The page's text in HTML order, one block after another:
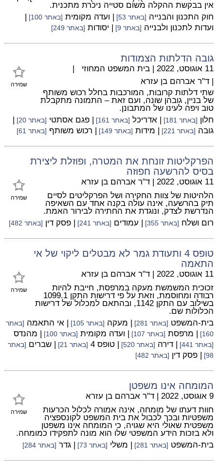
אין בבקשת ההקלה משום סטייה ניכרת מתכנית.
חוק התכנון והבנייה [באתר 53] | ועדה מקומית [באתר 100]
|
ועדות לתכנון ולבנייה [באתר 9] | יסודות [באתר 249]
גובה הדלתות הצמודות
שמירה
11 אוגוסט, 2022 | בית המשפט המחוזי |
| ד"ר אברהם בן עזרא
שתי דלתות קרובות, המורכבות בחלל רכוש משותף
של בניין, גובהן שונה, ועם זאת – התמונה מתקבלת
טוב ויפה לעינו של המתבונן.
חלון [באתר 181] | אדריכל [באתר 161] | פגם אסתטי [באתר 20]
|
גובה [באתר 221] | מידות [באתר 149] | רכוש משותף [באתר 61]
הפרקליטות זונחת את המטרה, ופוזלת ליצירת
בסיס להרשעה חפוזה
שמירה
11 אוגוסט, 2022 | ד"ר אברהם בן עזרא
הלהיטות של צוות החקירה ושל הפרקליטים לסיים
תיק בהרשעה, אינה עולה בקנה אחד עם השאיפה
הנדרשת לצדק, ונוגדת את החתירה לבירור האמת.
רום ושלח [באתר 355] | עמודים [באתר 241] | פסק דין [באתר 482]
טופס 4 ותעודת גמר לא מבטלים ליקוי של אי
התאמה
שמירה
11 אוגוסט, 2022 | ד"ר אברהם בן עזרא
זכוכית המשמשת מעקה במרפסת, חייבת להיות
רבודה ומחוסמת, וזאת על פי דרישות התקן 1099.1
בשילוב עם התקן 1142, ובהתאם למכלול של דרישות
הכלולות שם.
בית-המשפט [באתר 281] | מעקה [באתר 105] | אי התאמה [באתר
160]
| מרפסת [באתר 107] | ועדה מקומית [באתר 100] | מהנדס
[באתר 441] | דירה [באתר 520] | טופס 4 [באתר 21] | שברים [באתר
98]
| פסק דין [באתר 482]
המומחה אינו משפטן
שמירה
9 אוגוסט, 2022 | ד"ר אברהם בן עזרא
חוות דעתו של מומחה, אינה אמורה לכלול הכרעות
משפטיות ובכך לכבול את בית המשפט לקונספציה
משפטית שאולי היא שגויה, כי המומחה אינו משפטן
ולא בזכות הידע המשפטי שלו הוא מונה לתפקידו כמומחה.
בית-המשפט [באתר 281] | משלי [באתר 73] | גדר [באתר 284]